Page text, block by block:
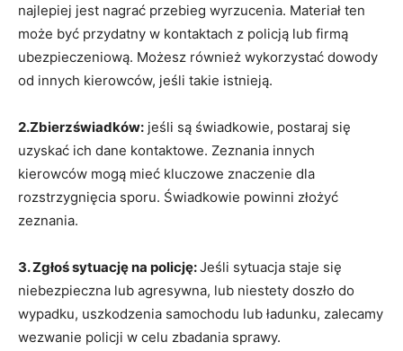
najlepiej jest nagrać przebieg wyrzucenia. Materiał ten
może być przydatny w kontaktach z policją lub firmą
ubezpieczeniową. Możesz również wykorzystać dowody
od innych kierowców, jeśli takie istnieją.
2.Zbierzświadków: jeśli są świadkowie, postaraj się
uzyskać ich dane kontaktowe. Zeznania innych
kierowców mogą mieć kluczowe znaczenie dla
rozstrzygnięcia sporu. Świadkowie powinni złożyć
zeznania.
3. Zgłoś sytuację na policję:Jeśli sytuacja staje się
niebezpieczna lub agresywna, lub niestety doszło do
wypadku, uszkodzenia samochodu lub ładunku, zalecamy
wezwanie policji w celu zbadania sprawy.